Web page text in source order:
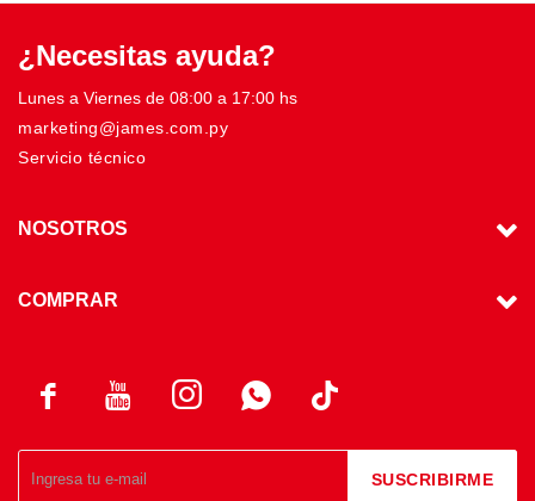
   
SUSCRIBIRME
¿Necesitas ayuda?
Lunes a Viernes de 08:00 a 17:00 hs
marketing@james.com.py
Servicio técnico
NOSOTROS
COMPRAR